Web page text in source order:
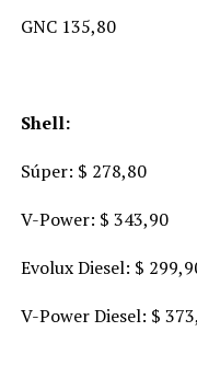
GNC 135,80
Shell:
Súper: $ 278,80
V-Power: $ 343,90
Evolux Diesel: $
V-Power Diesel: $